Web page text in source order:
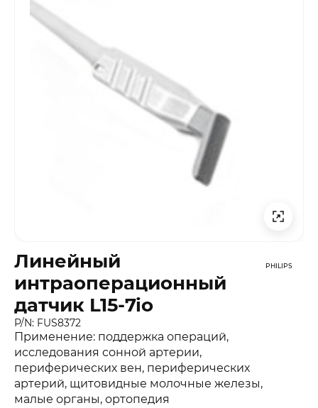
Линейный
интраоперационный
датчик L15-7io
PHILIPS
P/N: FUS8372
Применение: поддержка операций,
исследования сонной артерии,
периферических вен, периферических
артерий, щитовидные молочные железы,
малые органы, ортопедия